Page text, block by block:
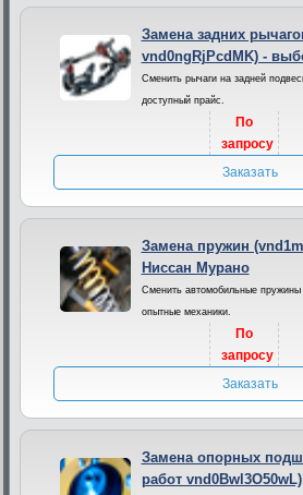
Замена задних
vnd0ngRjPcdMK) -
Сменить рычаги на задней
доступный прайс.
По
запросу
Заказать
Замена пружин
Ниссан Мурано
Сменить автомобильные пружины
опытные механики.
По
запросу
Заказать
Замена опорных
работ vnd0Bwl3O50wL)